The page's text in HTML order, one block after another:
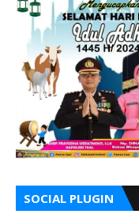
SOCIAL PLUGIN